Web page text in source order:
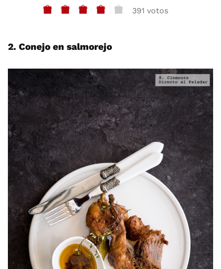
391 votos
2. Conejo en salmorejo